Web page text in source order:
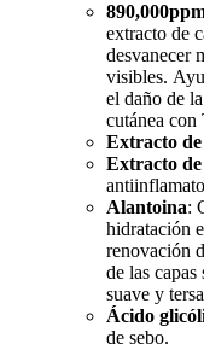
extracto de
desvanecer
visibles.
el daño de
cutánea con
Extracto de
Extracto de
Alantoina:
hidratación
renovación
de las
suave y
Ácido
de sebo.